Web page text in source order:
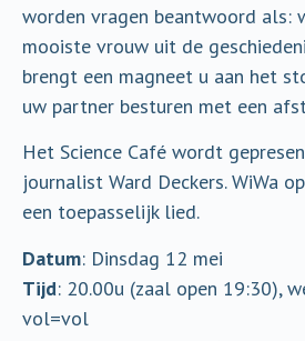
worden vragen beantwoord als:
mooiste vrouw uit de
brengt een magneet u aan het
uw partner besturen met een
Het Science Café wordt
journalist Ward Deckers. WiWa
een toepasselijk lied.
Datum: Dinsdag 12 mei
Tijd: 20.00u (zaal open 19:30),
vol=vol